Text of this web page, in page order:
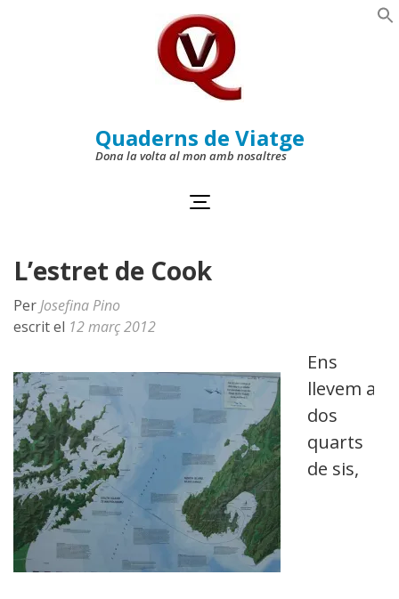
Quaderns de Viatge
Dona la volta al mon amb nosaltres
L’estret de Cook
Per Josefina Pino
escrit el 12 març 2012
Ens
llevem a
dos
quarts
de sis,